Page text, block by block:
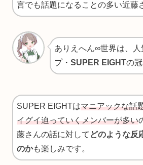
言でも話題になることの多い近藤
ありえへん∞世界は、
プ・ SUPER EIGHTの冠
SUPER EIGHTはマニアックな話
イグイ迫っていくメンバーが多い
藤さんの話に対して どのような反
のかも楽しみです。